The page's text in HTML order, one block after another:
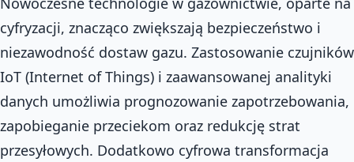
cyfryzacji, znacząco zwiększają bezpieczeństwo i
niezawodność dostaw gazu. Zastosowanie czujników
IoT (Internet of Things) i zaawansowanej analityki
danych umożliwia prognozowanie zapotrzebowania,
zapobieganie przeciekom oraz redukcję strat
przesyłowych. Dodatkowo cyfrowa transformacja